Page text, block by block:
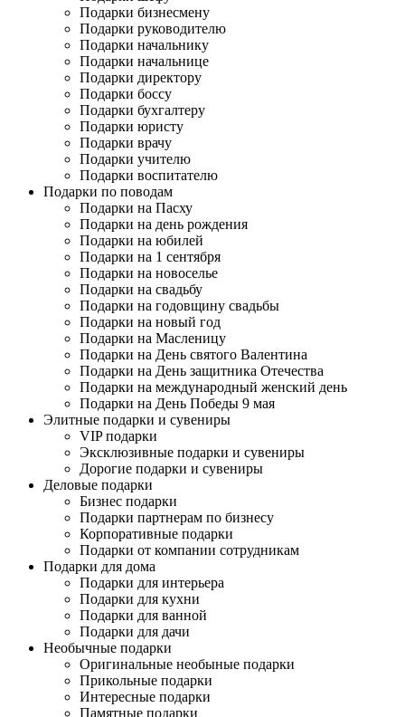
Подарки бизнесмену
Подарки руководителю
Подарки начальнику
Подарки начальнице
Подарки директору
Подарки боссу
Подарки бухгалтеру
Подарки юристу
Подарки врачу
Подарки учителю
Подарки воспитателю
Подарки по поводам
Подарки на Пасху
Подарки на день рождения
Подарки на юбилей
Подарки на 1 сентября
Подарки на новоселье
Подарки на свадьбу
Подарки на годовщину свадьбы
Подарки на новый год
Подарки на Масленицу
Подарки на День святого Валентина
Подарки на День защитника Отечества
Подарки на международный женский день
Подарки на День Победы 9 мая
Элитные подарки и сувениры
VIP подарки
Эксклюзивные подарки и сувениры
Дорогие подарки и сувениры
Деловые подарки
Бизнес подарки
Подарки партнерам по бизнесу
Корпоративные подарки
Подарки от компании сотрудникам
Подарки для дома
Подарки для интерьера
Подарки для кухни
Подарки для ванной
Подарки для дачи
Необычные подарки
Оригинальные необыные подарки
Прикольные подарки
Интересные подарки
Памятные подарки